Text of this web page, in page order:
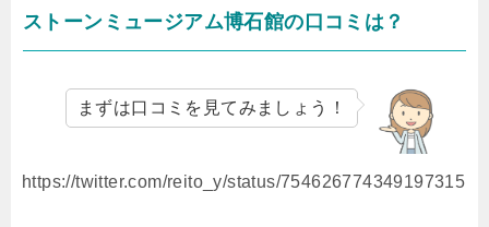
ストーンミュージアム博石館の口コミは？
まずは口コミを見てみましょう！
https://twitter.com/reito_y/status/754626774349197315